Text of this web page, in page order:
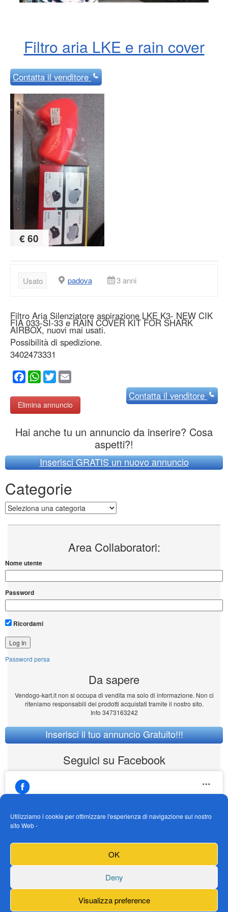
Utilizziamo i cookie per ottimizzare l'esperienza di navigazione sul nostro
sito Web -
OK
Deny
Visualizza preference
Filtro aria LKE e rain cover
Contattail venditore
€ 60
Usato padova 3 anni
Filtro Aria Silenziatore aspirazione LKE K3- NEW CIK
FIA 033-SI-33 e RAIN COVER KIT FOR SHARK
AIRBOX, nuovi mai usati.
Possibilità di spedizione.
3402473331
Facebook
WhatsApp
Twitter
Elimina annuncio
Contattail venditore
Hai anche tu un annuncio da inserire? Cosa
aspetti?!
Inserisci GRATIS un nuovo annuncio
Categorie
Categorie
Area Collaboratori:
Nome utente
Password
Ricordami
Password persa
Da sapere
Vendogo-kart.it non si occupa di vendita ma solo di informazione. Non ci
riteniamo responsabili dei prodotti acquistati tramite il nostro sito.
Info 3473163242
Inserisci il tuo annuncio Gratuito!!!
Seguici su Facebook
https://www.facebook.com/Vendogokartit/
Fai clic per accettare i cookie marketing e
abilitare questo contenuto